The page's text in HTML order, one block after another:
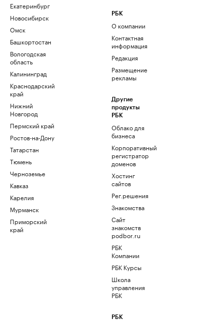
Екатеринбург
Новосибирск
Омск
Башкортостан
Вологодская
область
Калининград
Краснодарский
край
Нижний
Новгород
Пермский край
Ростов-на-Дону
Татарстан
Тюмень
Черноземье
Кавказ
Карелия
Мурманск
Приморский
край
РБК
О компании
Контактная
информация
Редакция
Размещение
рекламы
Другие
продукты
РБК
Облако для
бизнеса
Корпоративный
регистратор
доменов
Хостинг
сайтов
Рег.решения
Знакомства
Сайт
знакомств
podbor.ru
РБК
Компании
РБК Курсы
Школа
управления
РБК
РБК